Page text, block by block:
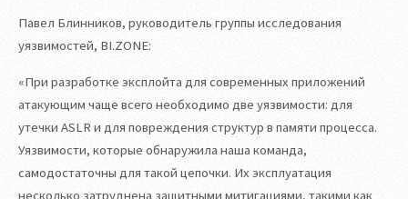
Павел Блинников, руководитель группы исследования
уязвимостей, BI.ZONE:
«При разработке эксплойта для современных приложений
атакующим чаще всего необходимо две уязвимости: для
утечки ASLR и для повреждения структур в памяти процесса.
Уязвимости, которые обнаружила наша команда,
самодостаточны для такой цепочки. Их эксплуатация
несколько затруднена защитными митигациями, такими как